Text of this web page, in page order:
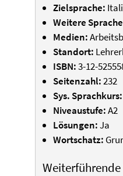
Zielsprache:
Weitere
Medien:
Standort:
ISBN:3-12-
Seitenzahl:232
Sys. Sprachkurs:
Niveaustufe:A2
Lösungen:Ja
Wortschatz:
Weiterführende